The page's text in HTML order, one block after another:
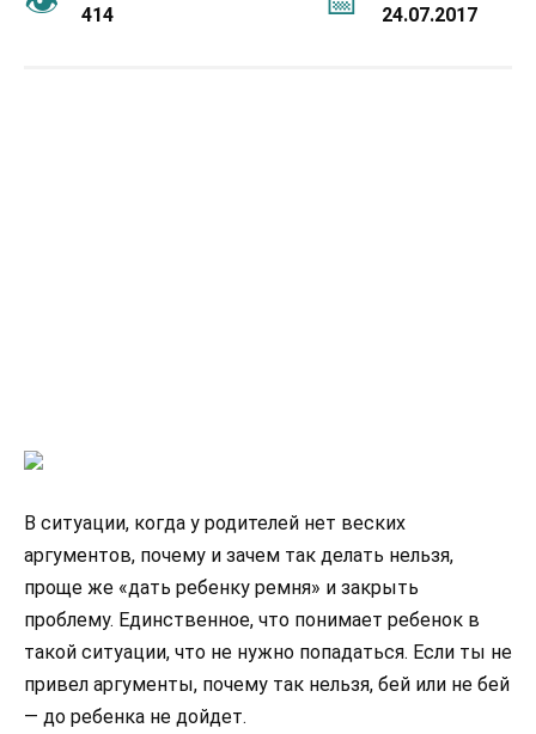
414 24.07.2017
В ситуации, когда у родителей нет веских
аргументов, почему и зачем так делать нельзя,
проще же «дать ребенку ремня» и закрыть
проблему. Единственное, что понимает ребенок в
такой ситуации, что не нужно попадаться. Если ты не
привел аргументы, почему так нельзя, бей или не бей
— до ребенка не дойдет.